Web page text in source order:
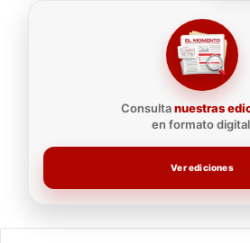
Consultanuestras
en formato
Ver ediciones